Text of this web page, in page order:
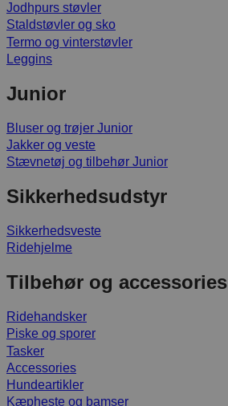
Jodhpurs støvler
Staldstøvler og sko
Termo og vinterstøvler
Leggins
Junior
Bluser og trøjer Junior
Jakker og veste
Stævnetøj og tilbehør Junior
Sikkerhedsudstyr
Sikkerhedsveste
Ridehjelme
Tilbehør og accessories
Ridehandsker
Piske og sporer
Tasker
Accessories
Hundeartikler
Kæpheste og bamser